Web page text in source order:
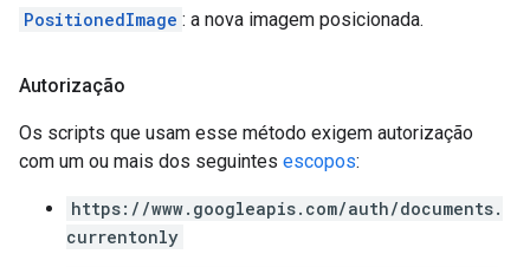
PositionedImage : a nova imagem posicionada.
Autorização
Os scripts que usam esse método exigem autorização
com um ou mais dos seguintes escopos:
https://www.googleapis.com/auth/documents.
currentonly